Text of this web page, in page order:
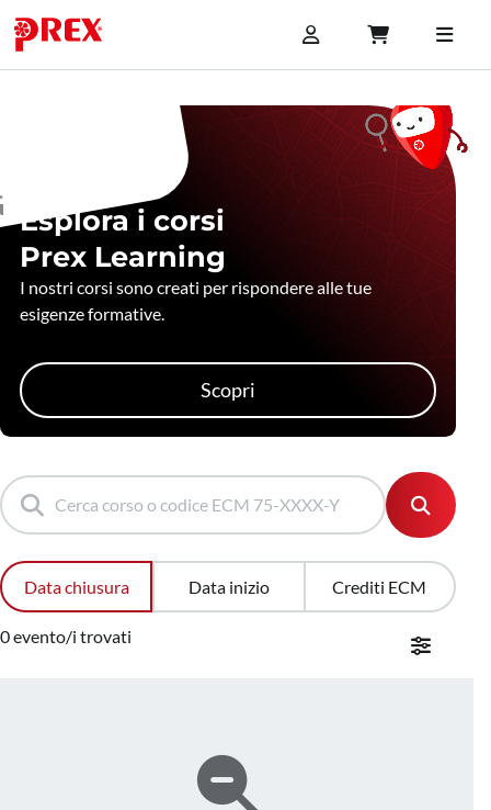
Esplora i corsi
Prex Learning
I nostri corsi sono creati per rispondere alle tue
esigenze formative.
Scopri
Data chiusura Data inizio Crediti ECM
0 evento/i trovati